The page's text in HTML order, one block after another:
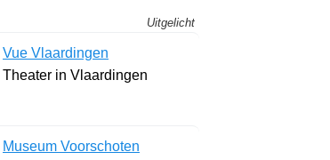
Uitgelicht
Vue Vlaardingen
Theater in Vlaardingen
Museum Voorschoten